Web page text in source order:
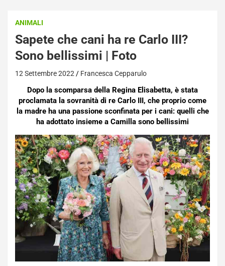
ANIMALI
Sapete che cani ha re Carlo III?
Sono bellissimi | Foto
12 Settembre 2022 Francesca Cepparulo
Dopo la scomparsa della Regina Elisabetta, è stata
proclamata la sovranità di re Carlo III, che proprio come
la madre ha una passione sconfinata per i cani: quelli che
ha adottato insieme a Camilla sono bellissimi